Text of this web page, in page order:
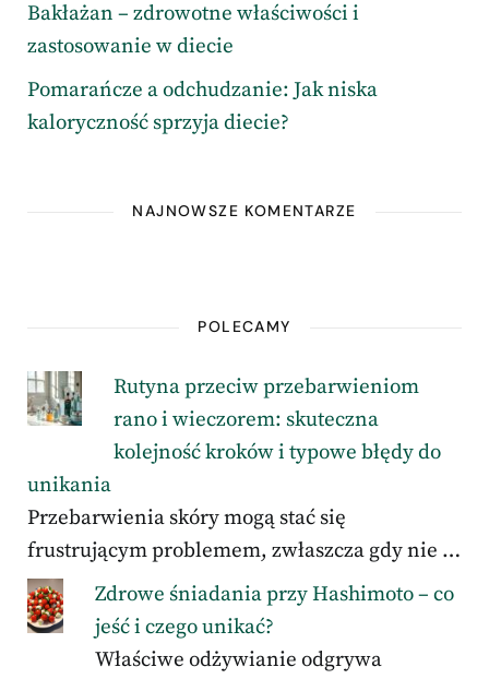
Bakłażan – zdrowotne właściwości i
zastosowanie w diecie
Pomarańcze a odchudzanie: Jak niska
kaloryczność sprzyja diecie?
NAJNOWSZE KOMENTARZE
POLECAMY
Rutyna przeciw przebarwieniom
rano i wieczorem: skuteczna
kolejność kroków i typowe błędy do
unikania
Przebarwienia skóry mogą stać się
frustrującym problemem, zwłaszcza gdy nie …
Zdrowe śniadania przy Hashimoto – co
jeść i czego unikać?
Właściwe odżywianie odgrywa